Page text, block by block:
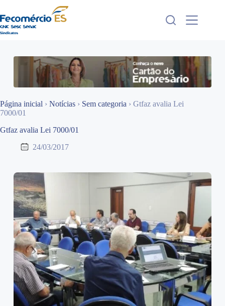
para
o
conteúdo
Página inicial › Notícias › Sem categoria › Gtfaz avalia Lei
7000/01
Gtfaz avalia Lei 7000/01
24/03/2017